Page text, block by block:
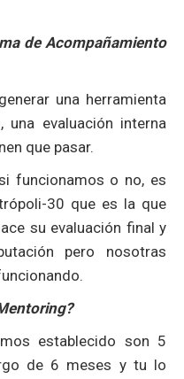
de Acompañamiento
una herramienta
evaluación interna
que pasar.
funcionamos o no, es
30 que es la que
su evaluación final y
pero nosotras
establecido son 5
de 6 meses y tu lo